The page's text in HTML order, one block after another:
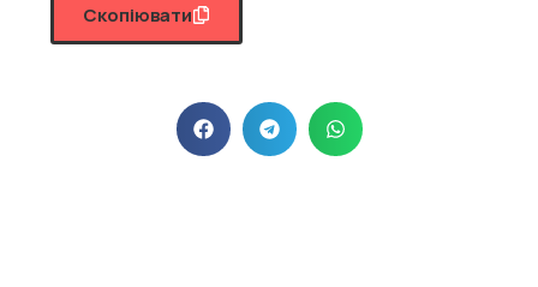
Скопіювати